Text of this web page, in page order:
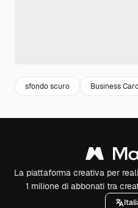
sfondo scuro Business
La piattaforma creativa per
1 milione di abbonati tra